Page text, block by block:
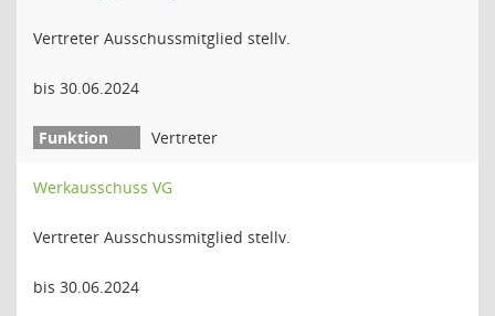
Vertreter Ausschussmitglied stellv.
bis 30.06.2024
Vertreter
Werkausschuss VG
Vertreter Ausschussmitglied stellv.
bis 30.06.2024